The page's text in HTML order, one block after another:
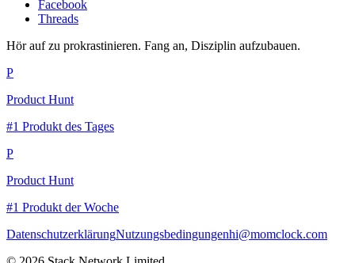
Facebook
Threads
Hör auf zu prokrastinieren. Fang an, Disziplin aufzubauen.
P
Product Hunt
#1 Produkt des Tages
P
Product Hunt
#1 Produkt der Woche
DatenschutzerklärungNutzungsbedingungenhi@momclock.com